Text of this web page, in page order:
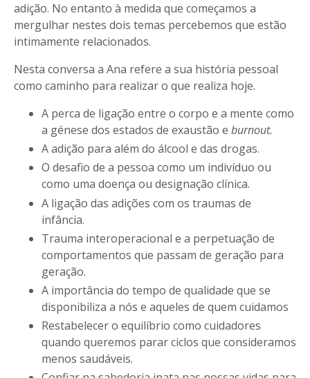
adição. No entanto à medida que começamos a
mergulhar nestes dois temas percebemos que estão
intimamente relacionados.
Nesta conversa a Ana refere a sua história pessoal
como caminho para realizar o que realiza hoje.
A perca de ligação entre o corpo e a mente como
a génese dos estados de exaustão e burnout.
A adição para além do álcool e das drogas.
O desafio de a pessoa como um indivíduo ou
como uma doença ou designação clínica.
A ligação das adições com os traumas de
infância.
Trauma interoperacional e a perpetuação de
comportamentos que passam de geração para
geração.
A importância do tempo de qualidade que se
disponibiliza a nós e aqueles de quem cuidamos
Restabelecer o equilíbrio como cuidadores
quando queremos parar ciclos que consideramos
menos saudáveis.